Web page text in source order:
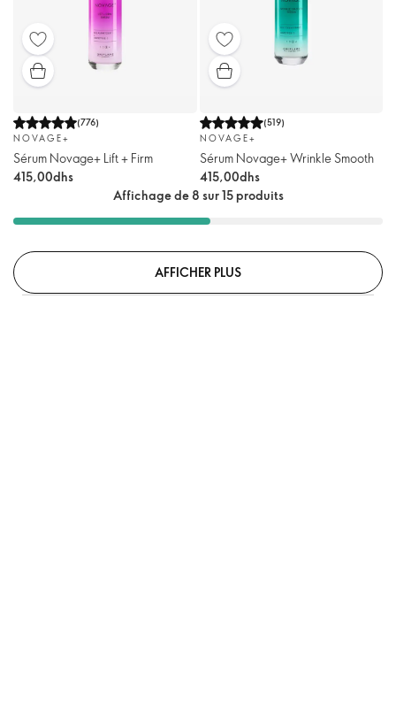
(776)
NOVAGE+
Sérum Novage+ Lift + Firm
415,00dhs
(519)
NOVAGE+
Sérum Novage+ Wrinkle Smooth
415,00dhs
Affichage de 8 sur 15 produits
AFFICHER PLUS